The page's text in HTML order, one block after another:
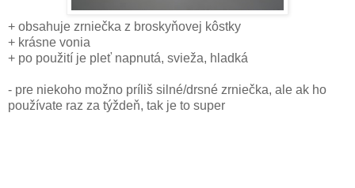
+ obsahuje zrniečka z broskyňovej kôstky
+ krásne vonia
+ po použití je pleť napnutá, svieža, hladká
- pre niekoho možno príliš silné/drsné zrniečka, ale ak ho
používate raz za týždeň, tak je to super